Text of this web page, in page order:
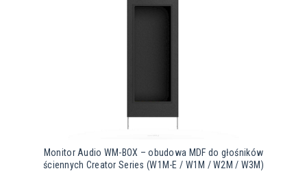
Monitor Audio WM-BOX – obudowa MDF do głośników
ściennych Creator Series (W1M-E / W1M / W2M / W3M)